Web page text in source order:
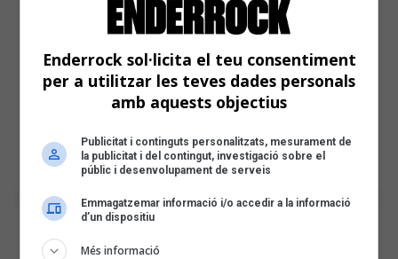
Enderrock sol·licita el teu consentiment
per a utilitzar les teves dades personals
amb aquests objectius
Publicitat i continguts personalitzats, mesurament de
la publicitat i del contingut, investigació sobre el
públic i desenvolupament de serveis
Emmagatzemar informació i/o accedir a la informació
d’un dispositiu
Més informació